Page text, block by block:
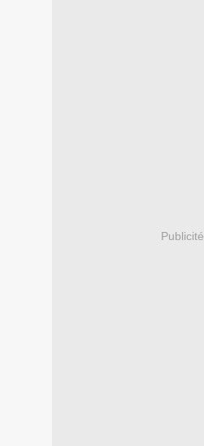
Publicité